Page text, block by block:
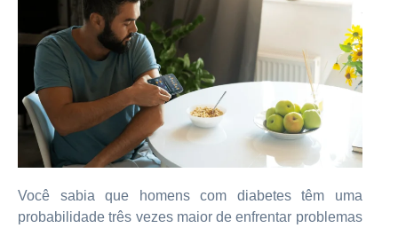
Você sabia que homens com diabetes têm uma
probabilidade três vezes maior de enfrentar problemas